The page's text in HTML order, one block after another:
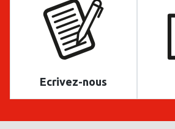
Ecrivez-nous